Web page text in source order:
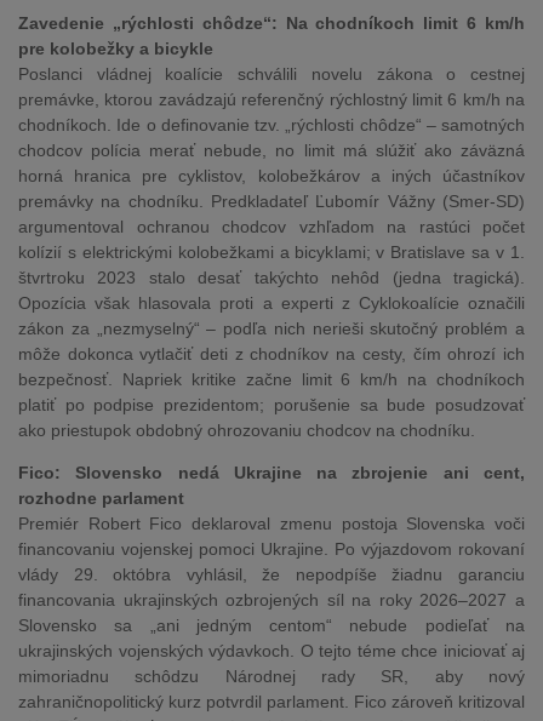
Zavedenie „rýchlosti chôdze“: Na chodníkoch limit 6 km/h
pre kolobežky a bicykle
Poslanci vládnej koalície schválili novelu zákona o cestnej
premávke, ktorou zavádzajú referenčný rýchlostný limit 6 km/h na
chodníkoch. Ide o definovanie tzv. „rýchlosti chôdze“ – samotných
chodcov polícia merať nebude, no limit má slúžiť ako záväzná
horná hranica pre cyklistov, kolobežkárov a iných účastníkov
premávky na chodníku. Predkladateľ Ľubomír Vážny (Smer-SD)
argumentoval ochranou chodcov vzhľadom na rastúci počet
kolízií s elektrickými kolobežkami a bicyklami; v Bratislave sa v 1.
štvrtroku 2023 stalo desať takýchto nehôd (jedna tragická).
Opozícia však hlasovala proti a experti z Cyklokoalície označili
zákon za „nezmyselný“ – podľa nich nerieši skutočný problém a
môže dokonca vytlačiť deti z chodníkov na cesty, čím ohrozí ich
bezpečnosť. Napriek kritike začne limit 6 km/h na chodníkoch
platiť po podpise prezidentom; porušenie sa bude posudzovať
ako priestupok obdobný ohrozovaniu chodcov na chodníku.
Fico: Slovensko nedá Ukrajine na zbrojenie ani cent,
rozhodne parlament
Premiér Robert Fico deklaroval zmenu postoja Slovenska voči
financovaniu vojenskej pomoci Ukrajine. Po výjazdovom rokovaní
vlády 29. októbra vyhlásil, že nepodpíše žiadnu garanciu
financovania ukrajinských ozbrojených síl na roky 2026–2027 a
Slovensko sa „ani jedným centom“ nebude podieľať na
ukrajinských vojenských výdavkoch. O tejto téme chce iniciovať aj
mimoriadnu schôdzu Národnej rady SR, aby nový
zahraničnopolitický kurz potvrdil parlament. Fico zároveň kritizoval